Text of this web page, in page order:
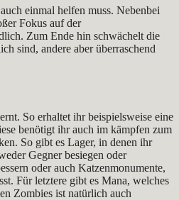
einmal helfen muss. Nebenbei
Fokus auf der
Zum Ende hin schwächelt die
sind, andere aber überraschend
So erhaltet ihr beispielsweise eine
benötigt ihr auch im kämpfen zum
So gibt es Lager, in denen ihr
Gegner besiegen oder
oder auch Katzenmonumente,
Für letztere gibt es Mana, welches
Zombies ist natürlich auch